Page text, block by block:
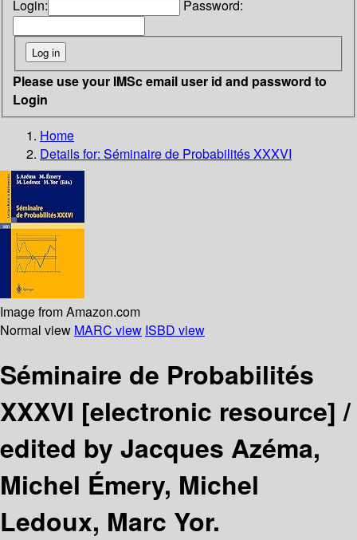
Login: Password:
Please use your IMSc email user id and password to
Login
Home
Details for: Séminaire de Probabilités XXXVI
Image from Amazon.com
Normal view MARC view ISBD view
Séminaire de Probabilités
XXXVI [electronic resource] /
edited by Jacques Azéma,
Michel Émery, Michel
Ledoux, Marc Yor.